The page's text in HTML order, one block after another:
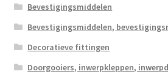
Bevestigingsmiddelen
Bevestigingsmiddelen,
Decoratieve fittingen
Doorgooiers, inwerpkleppen,